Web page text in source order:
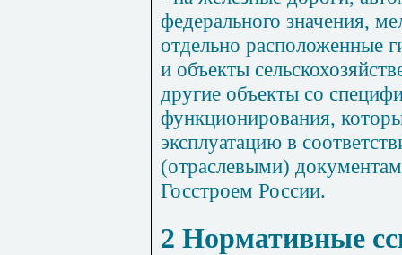
федерального значения,
отдельно расположенные
и объекты
другие объекты со
функционирования,
эксплуатацию в
(отраслевыми)
Госстроем России.
2 Нормативные